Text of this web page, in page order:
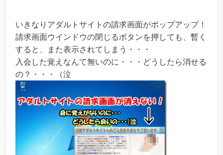
いきなりアダルトサイトの請求画面がポップアップ！
請求画面ウインドウの閉じるボタンを押しても、暫く
すると、また表示されてしまう・・・
入会した覚えなんて無いのに・・・どうしたら消せる
の？・・・（泣